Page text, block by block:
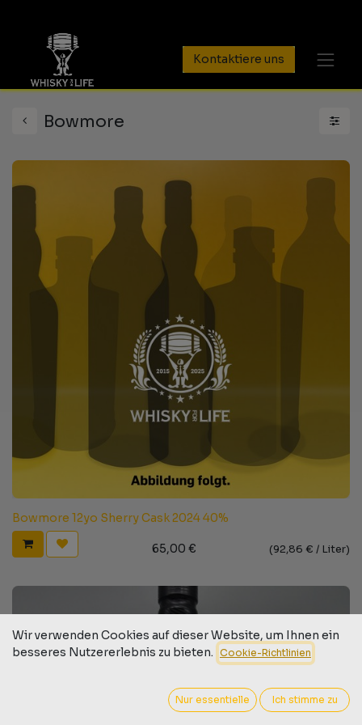
Kontaktiere uns
Bowmore
Bowmore 12yo Sherry Cask 2024 40%
65,00 € (92,86 € / Liter)
Wir verwenden Cookies auf dieser Website, um Ihnen ein
besseres Nutzererlebnis zu bieten. Cookie-Richtlinien
Nur essentielle Ich stimme zu